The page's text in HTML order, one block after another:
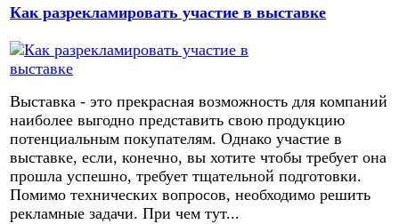
Как разрекламировать участие в выставке
Выставка - это прекрасная возможность для компаний
наиболее выгодно представить свою продукцию
потенциальным покупателям. Однако участие в
выставке, если, конечно, вы хотите чтобы требует она
прошла успешно, требует тщательной подготовки.
Помимо технических вопросов, необходимо решить
рекламные задачи. При чем тут...